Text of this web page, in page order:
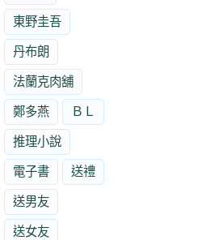
東野圭吾
丹布朗
法蘭克肉舖
鄭多燕 ＢＬ
推理小說
電子書 送禮
送男友
送女友